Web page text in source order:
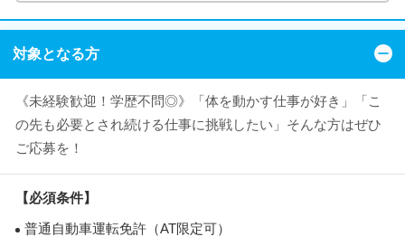
対象となる方
《未経験歓迎！学歴不問◎》「体を動かす仕事が好き」「こ
の先も必要とされ続ける仕事に挑戦したい」そんな方はぜひ
ご応募を！
【必須条件】
普通自動車運転免許（AT限定可）